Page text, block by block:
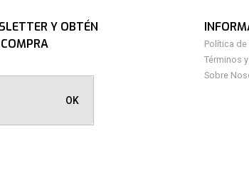
Y OBTÉN
OK
Política de
Términos
Sobre